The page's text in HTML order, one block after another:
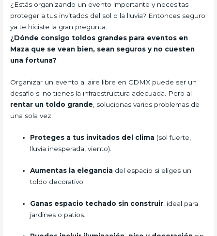
¿Estás organizando un evento importante y necesitas
proteger a tus invitados del sol o la lluvia? Entonces seguro
ya te hiciste la gran pregunta:
¿Dónde consigo toldos grandes para eventos en
Maza que se vean bien, sean seguros y no cuesten
una fortuna?
Organizar un evento al aire libre en CDMX puede ser un
desafío si no tienes la infraestructura adecuada. Pero al
rentar un toldo grande , solucionas varios problemas de
una sola vez:
Proteges a tus invitados del clima (sol fuerte,
lluvia inesperada, viento).
Aumentas la elegancia del espacio si eliges un
toldo decorativo.
Ganas espacio techado sin construir , ideal para
jardines o patios.